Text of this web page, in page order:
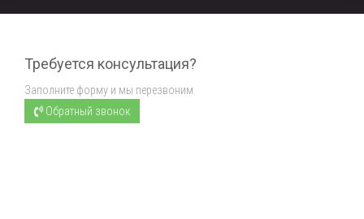
Требуется консультация?
Заполните форму и мы перезвоним.
Обратный звонок